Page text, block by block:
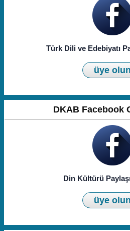
Türk Dili ve Edebiyatı
üye olun
DKAB Facebook
Din Kültürü
üye olun